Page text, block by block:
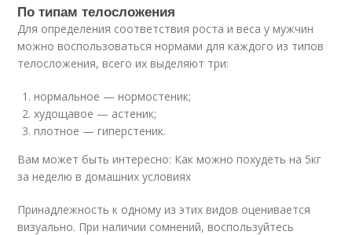
По типам телосложения
Для определения соответствия роста и веса у мужчин
можно воспользоваться нормами для каждого из типов
телосложения, всего их выделяют три:
нормальное — нормостеник;
худощавое — астеник;
плотное — гиперстеник.
Вам может быть интересно: Как можно похудеть на 5кг
за неделю в домашних условиях
Принадлежность к одному из этих видов оценивается
визуально. При наличии сомнений, воспользуйтесь